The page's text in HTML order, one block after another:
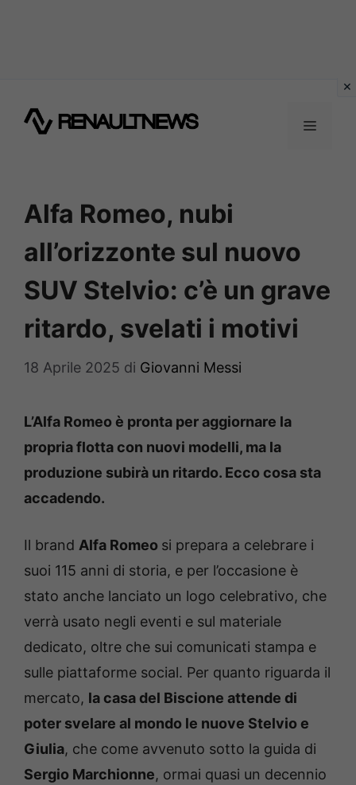
MENU
Alfa Romeo, nubi
all’orizzonte sul nuovo
SUV Stelvio: c’è un grave
ritardo, svelati i motivi
18 Aprile 2025 di Giovanni Messi
L’Alfa Romeo è pronta per aggiornare la
propria flotta con nuovi modelli, ma la
produzione subirà un ritardo. Ecco cosa sta
accadendo.
Il brand Alfa Romeo si prepara a celebrare i
suoi 115 anni di storia, e per l’occasione è
stato anche lanciato un logo celebrativo, che
verrà usato negli eventi e sul materiale
dedicato, oltre che sui comunicati stampa e
sulle piattaforme social. Per quanto riguarda il
mercato, la casa del Biscione attende di
poter svelare al mondo le nuove Stelvio e
Giulia, che come avvenuto sotto la guida di
Sergio Marchionne, ormai quasi un decennio